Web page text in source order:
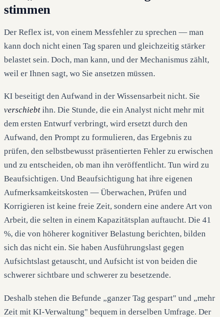
stimmen
Der Reflex ist, von einem Messfehler zu sprechen — man
kann doch nicht einen Tag sparen und gleichzeitig stärker
belastet sein. Doch, man kann, und der Mechanismus zählt,
weil er Ihnen sagt, wo Sie ansetzen müssen.
KI beseitigt den Aufwand in der Wissensarbeit nicht. Sie
verschiebt ihn. Die Stunde, die ein Analyst nicht mehr mit
dem ersten Entwurf verbringt, wird ersetzt durch den
Aufwand, den Prompt zu formulieren, das Ergebnis zu
prüfen, den selbstbewusst präsentierten Fehler zu erwischen
und zu entscheiden, ob man ihn veröffentlicht. Tun wird zu
Beaufsichtigen. Und Beaufsichtigung hat ihre eigenen
Aufmerksamkeitskosten — Überwachen, Prüfen und
Korrigieren ist keine freie Zeit, sondern eine andere Art von
Arbeit, die selten in einem Kapazitätsplan auftaucht. Die 41
%, die von höherer kognitiver Belastung berichten, bilden
sich das nicht ein. Sie haben Ausführungslast gegen
Aufsichtslast getauscht, und Aufsicht ist von beiden die
schwerer sichtbare und schwerer zu besetzende.
Deshalb stehen die Befunde „ganzer Tag gespart" und „mehr
Zeit mit KI-Verwaltung" bequem in derselben Umfrage. Der